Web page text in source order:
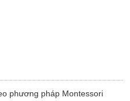
phương pháp Montessori